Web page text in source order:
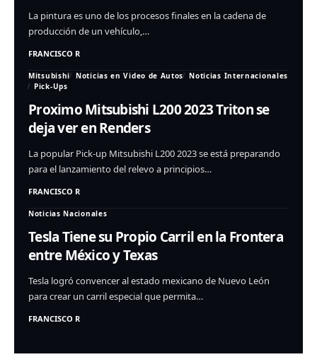
La pintura es uno de los procesos finales en la cadena de
producción de un vehículo,…
FRANCISCO R
Mitsubishi Noticias en Video de Autos
Noticias Internacionales
Pick-Ups
Proximo Mitsubishi L200 2023 Triton se
deja ver en Renders
La popular Pick-up Mitsubishi L200 2023 se está preparando
para el lanzamiento del relevo a principios…
FRANCISCO R
Noticias Nacionales
Tesla Tiene su Propio Carril en la Frontera
entre México y Texas
Tesla logró convencer al estado mexicano de Nuevo León
para crear un carril especial que permita…
FRANCISCO R